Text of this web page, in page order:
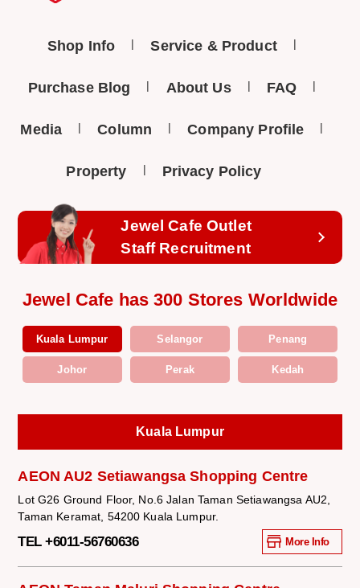
Shop Info Service & Product
Purchase Blog About Us FAQ
Media Column Company Profile
Property Privacy Policy
Jewel Cafe Outlet
Staff Recruitment
Jewel Cafe has 300 Stores Worldwide
Kuala Lumpur Selangor Penang
Johor Perak Kedah
Kuala Lumpur
AEON AU2 Setiawangsa Shopping Centre
Lot G26 Ground Floor, No.6 Jalan Taman Setiawangsa AU2,
Taman Keramat, 54200 Kuala Lumpur.
TEL +6011-56760636 More Info